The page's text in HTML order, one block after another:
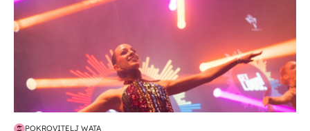
POKROVITELJ WATA